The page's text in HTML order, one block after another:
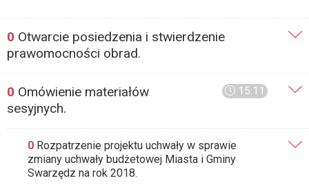
0 Otwarcie posiedzenia i stwierdzenie
prawomocności obrad.
15:11
0 Omówienie materiałów
sesyjnych.
0 Rozpatrzenie projektu uchwały w sprawie
zmiany uchwały budżetowej Miasta i Gminy
Swarzędz na rok 2018.